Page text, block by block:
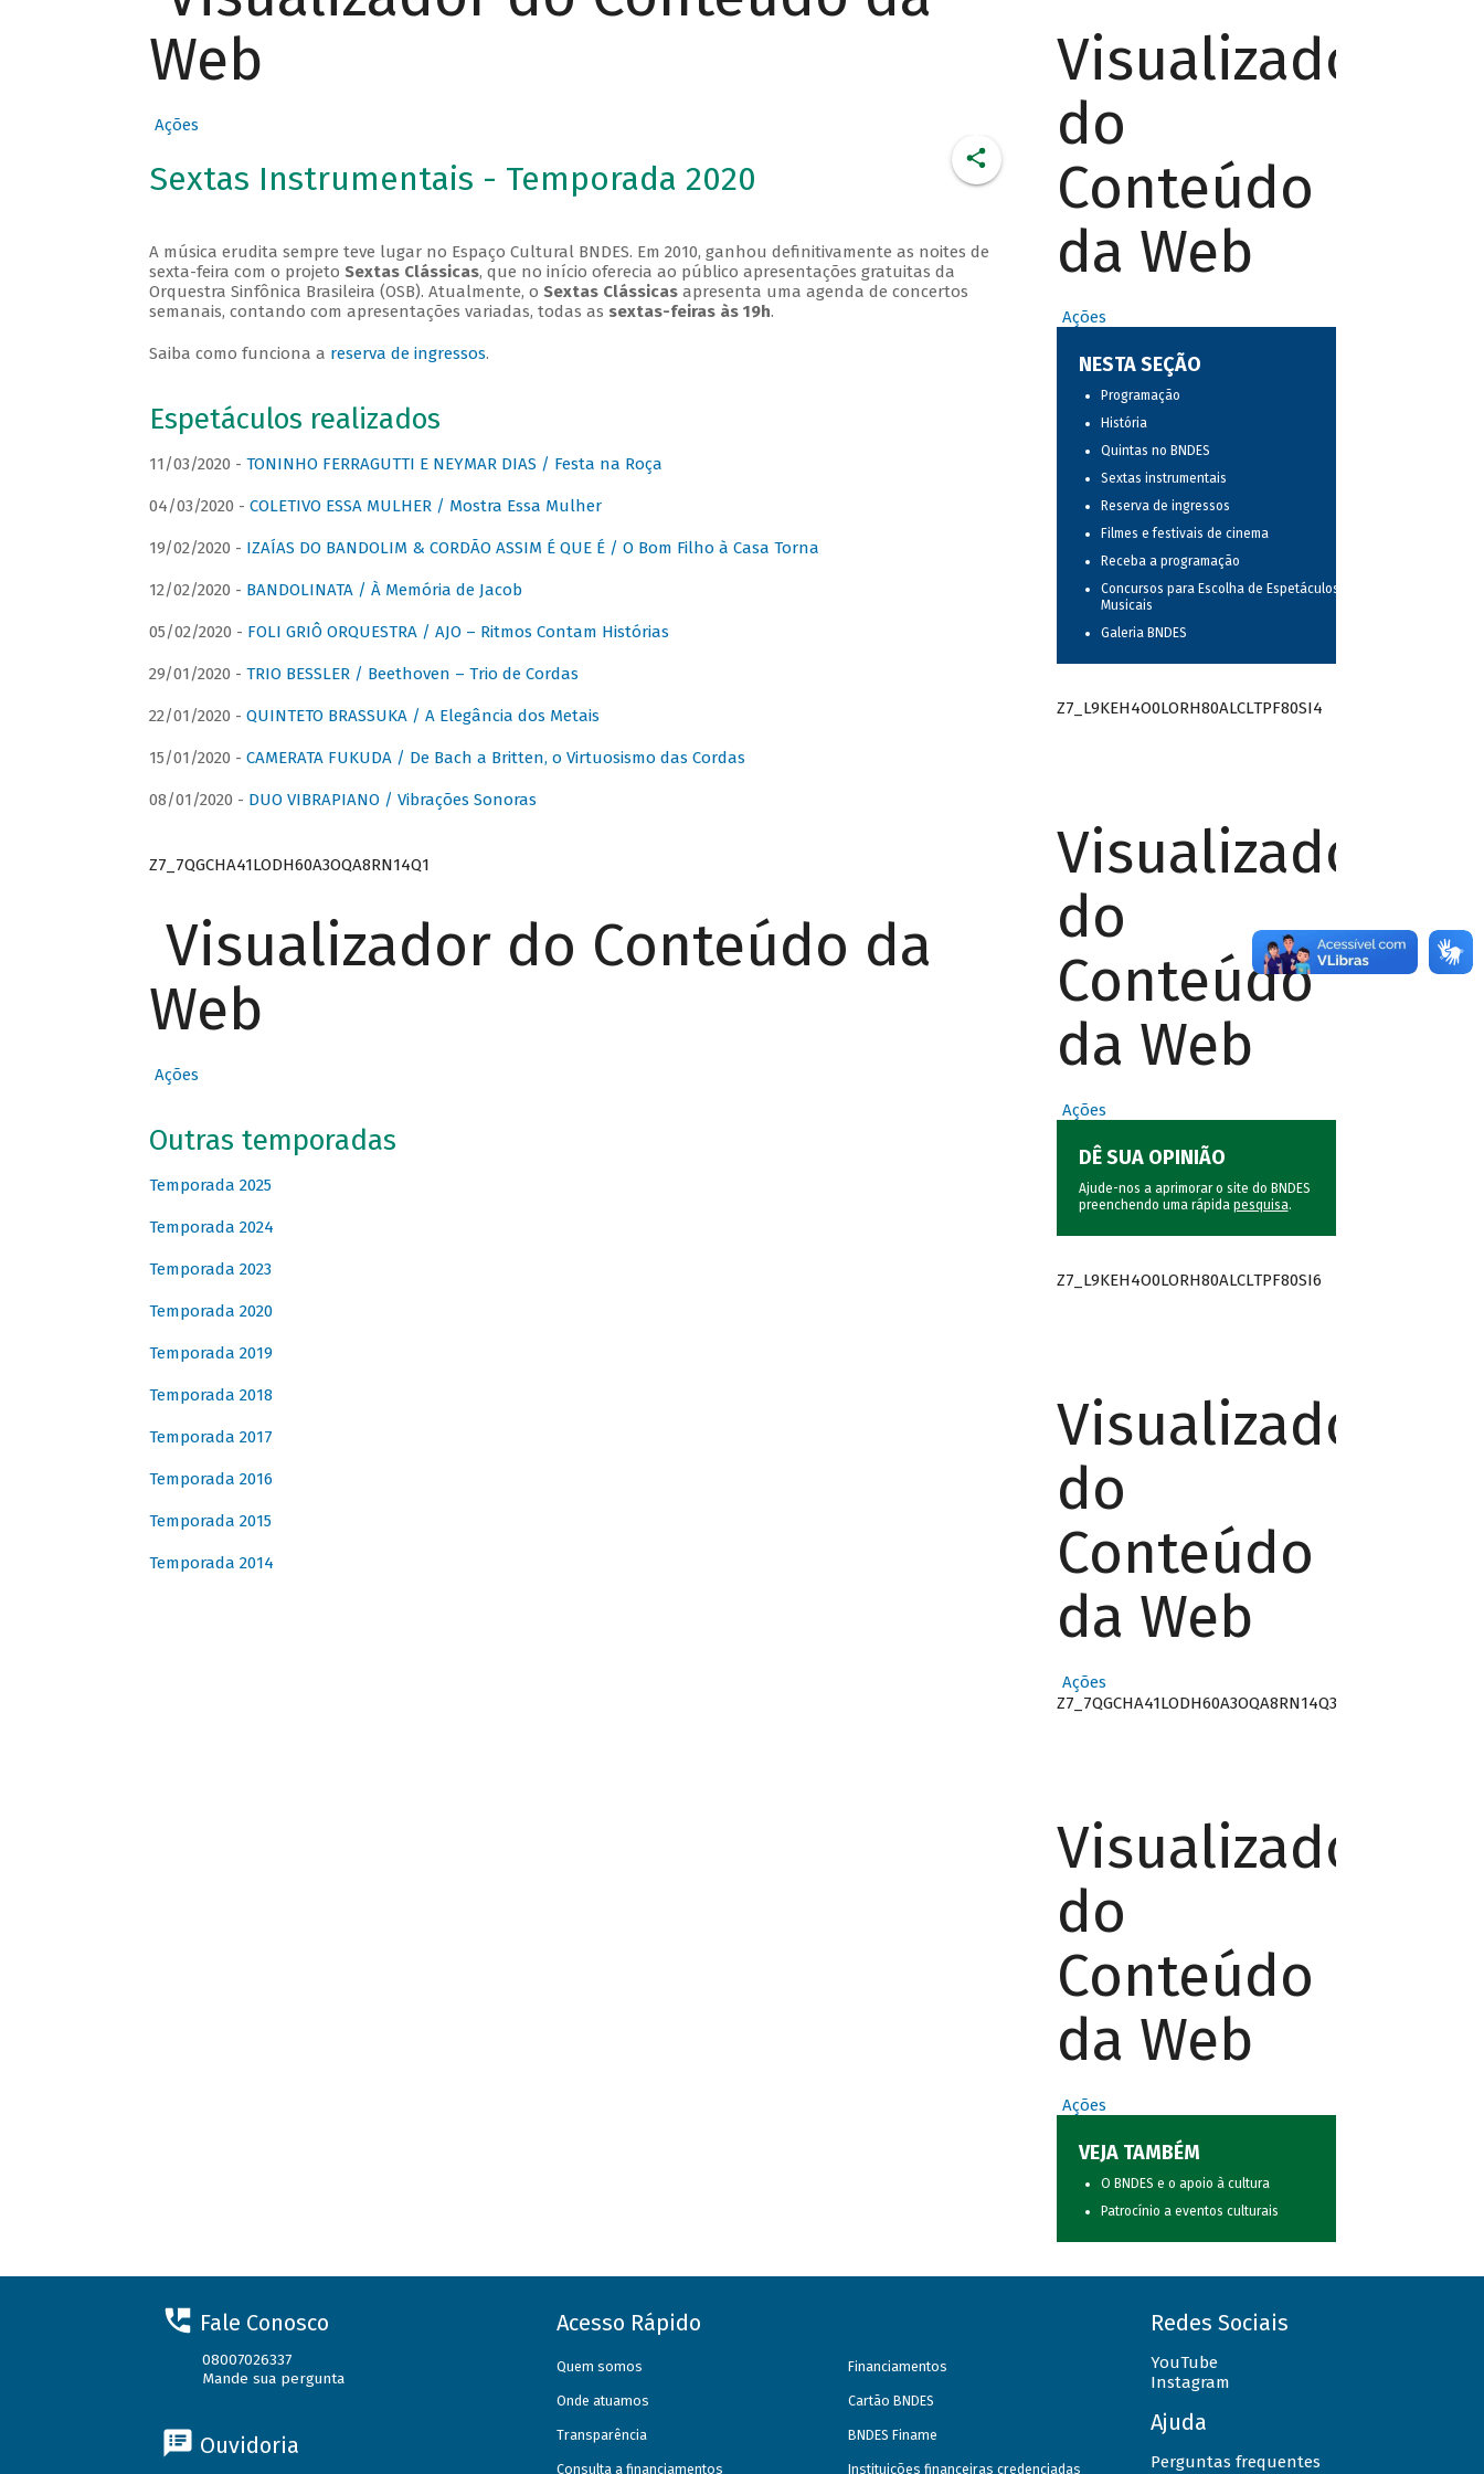
Web
Ações
Sextas Instrumentais - Temporada 2020
A música erudita sempre teve lugar no Espaço Cultural BNDES. Em 2010, ganhou definitivamente as noites de
sexta-feira com o projeto Sextas Clássicas, que no início oferecia ao público apresentações gratuitas da
Orquestra Sinfônica Brasileira (OSB). Atualmente, o Sextas Clássicasapresenta uma agenda de concertos
semanais, contando com apresentações variadas, todas as sextas-feiras às 19h.
Saiba como funciona a reserva de ingressos.
Espetáculos realizados
11/03/2020 - TONINHO FERRAGUTTI E NEYMAR DIAS / Festa na Roça
04/03/2020 - COLETIVO ESSA MULHER / Mostra Essa Mulher
19/02/2020 - IZAÍAS DO BANDOLIM & CORDÃO ASSIM É QUE É / O Bom Filho à Casa Torna
12/02/2020 - BANDOLINATA / À Memória de Jacob
05/02/2020 - FOLI GRIÔ ORQUESTRA / AJO – Ritmos Contam Histórias
29/01/2020 - TRIO BESSLER / Beethoven – Trio de Cordas
22/01/2020 - QUINTETO BRASSUKA / A Elegância dos Metais
15/01/2020 - CAMERATA FUKUDA / De Bach a Britten, o Virtuosismo das Cordas
08/01/2020 - DUO VIBRAPIANO / Vibrações Sonoras
Z7_7QGCHA41LODH60A3OQA8RN14Q1
Visualizador do Conteúdo da
Web
Ações
Outras temporadas
Temporada 2025
Temporada 2024
Temporada 2023
Temporada 2020
Temporada 2019
Temporada 2018
Temporada 2017
Temporada 2016
Temporada 2015
Temporada 2014
Visualizador
do
Conteúdo
da Web
Ações
NESTA SEÇÃO
Programação
História
Quintas no BNDES
Sextas instrumentais
Reserva de ingressos
Filmes e festivais de cinema
Receba a programação
Concursos para Escolha de Espetáculos
Musicais
Galeria BNDES
Z7_L9KEH4O0LORH80ALCLTPF80SI4
Visualizador
do
Conteúdo
da Web
Ações
DÊ SUA OPINIÃO
Ajude-nos a aprimorar o site do BNDES
preenchendo uma rápida pesquisa.
Z7_L9KEH4O0LORH80ALCLTPF80SI6
Visualizador
do
Conteúdo
da Web
Ações
Z7_7QGCHA41LODH60A3OQA8RN14Q3
Visualizador
do
Conteúdo
da Web
Ações
VEJA TAMBÉM
O BNDES e o apoio à cultura
Patrocínio a eventos culturais
Fale Conosco
08007026337
Mande sua pergunta
Ouvidoria
Acesso Rápido
Quem somos
Onde atuamos
Transparência
Consulta a financiamentos
Financiamentos
Cartão BNDES
BNDES Finame
Instituições financeiras credenciadas
Redes Sociais
YouTube
Instagram
Ajuda
Perguntas frequentes